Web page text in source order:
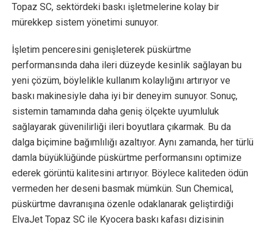
Topaz SC, sektördeki baskı işletmelerine kolay bir
mürekkep sistem yönetimi sunuyor.
İşletim penceresini genişleterek püskürtme
performansında daha ileri düzeyde kesinlik sağlayan bu
yeni çözüm, böylelikle kullanım kolaylığını artırıyor ve
baskı makinesiyle daha iyi bir deneyim sunuyor. Sonuç,
sistemin tamamında daha geniş ölçekte uyumluluk
sağlayarak güvenilirliği ileri boyutlara çıkarmak. Bu da
dalga biçimine bağımlılığı azaltıyor. Aynı zamanda, her türlü
damla büyüklüğünde püskürtme performansını optimize
ederek görüntü kalitesini artırıyor. Böylece kaliteden ödün
vermeden her deseni basmak mümkün. Sun Chemical,
püskürtme davranışına özenle odaklanarak geliştirdiği
ElvaJet Topaz SC ile Kyocera baskı kafası dizisinin